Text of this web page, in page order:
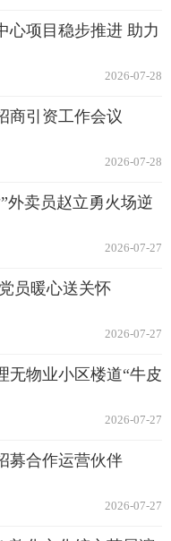
心项目稳步推进 助力
2026-07-28
商引资工作会议
2026-07-28
外卖员赵立勇火场逆
2026-07-27
员暖心送关怀
2026-07-27
无物业小区楼道“牛皮
2026-07-27
募合作运营伙伴
2026-07-27